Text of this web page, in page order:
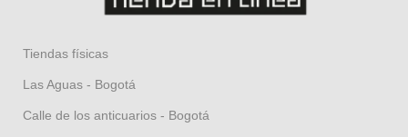
Tiendas físicas
Las Aguas - Bogotá
Calle de los anticuarios - Bogotá